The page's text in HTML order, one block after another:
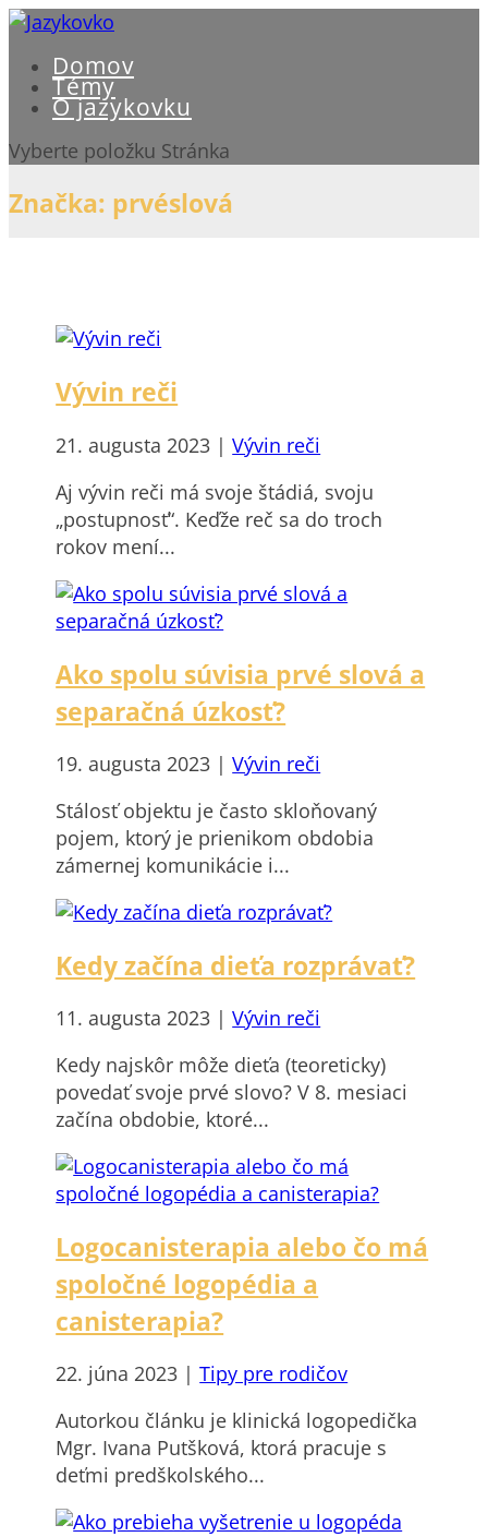
Domov
Témy
O jazykovku
Vyberte položku Stránka
Značka: prvéslová
Vývin reči
21. augusta 2023 |Vývin reči
Aj vývin reči má svoje štádiá, svoju
„postupnosť“. Keďže reč sa do troch
rokov mení...
Ako spolu súvisia prvé slová a
separačná úzkosť?
19. augusta 2023 |Vývin reči
Stálosť objektu je často skloňovaný
pojem, ktorý je prienikom obdobia
zámernej komunikácie i...
Kedy začína dieťa rozprávať?
11. augusta 2023 |Vývin reči
Kedy najskôr môže dieťa (teoreticky)
povedať svoje prvé slovo? V 8. mesiaci
začína obdobie, ktoré...
Logocanisterapia alebo čo má
spoločné logopédia a
canisterapia?
22. júna 2023 |Tipy pre rodičov
Autorkou článku je klinická logopedička
Mgr. Ivana Putšková, ktorá pracuje s
deťmi predškolského...